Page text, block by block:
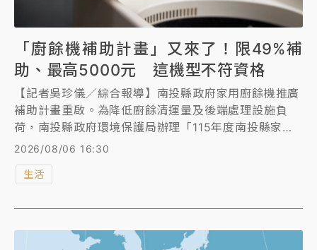
「廚餘機補助計畫」又來了！限49%補
助、最高5000元 這機型不符資格
【記者吳珍儀／綜合報導】南投縣政府家用廚餘機推廣
補助計畫重啟。為降低廚餘清運量及後端處理設施負
荷，南投縣政府環境保護局辦理「115年度南投縣家用
廚餘機推廣補助計畫」，補助受理期間自今起至115年
助金額按實際購置金額49%核算，每台最高補助5000
2026/08/06 16:30
生活